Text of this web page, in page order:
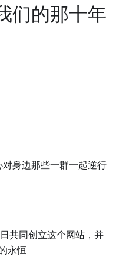
们的那十年
身边那些一群一起逆行
共同创立这个网站，并
永恒